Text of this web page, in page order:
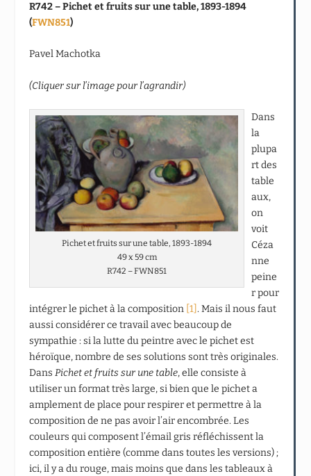
R742 – Pichet et fruits sur une table, 1893-1894
(FWN851)
Pavel Machotka
(Cliquer sur l’image pour l’agrandir)
Pichet et fruits sur une table, 1893-1894
49 x 59 cm
R742 – FWN851
Dans
la
plupa
rt des
table
aux,
on
voit
Céza
nne
peine
r pour
intégrer le pichet à la composition [1]. Mais il nous faut
aussi considérer ce travail avec beaucoup de
sympathie : si la lutte du peintre avec le pichet est
héroïque, nombre de ses solutions sont très originales.
DansPichet et fruits sur une table, elle consiste à
utiliser un format très large, si bien que le pichet a
amplement de place pour respirer et permettre à la
composition de ne pas avoir l’air encombrée. Les
couleurs qui composent l’émail gris réfléchissent la
composition entière (comme dans toutes les versions) ;
ici, il y a du rouge, mais moins que dans les tableaux à